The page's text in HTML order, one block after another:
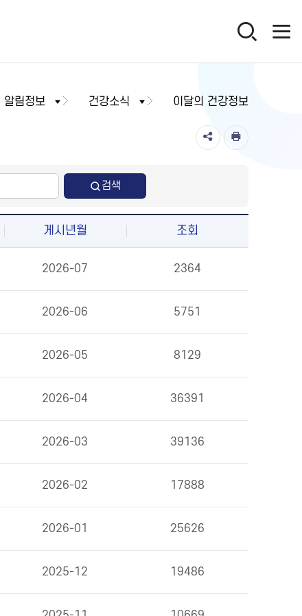
알림정보 건강소식 이달의 건강정보
검색
게시년월 조회
2026-07 2364
2026-06 5751
2026-05 8129
2026-04 36391
2026-03 39136
2026-02 17888
2026-01 25626
2025-12 19486